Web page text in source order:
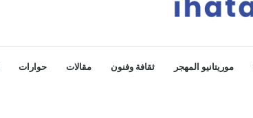
موريتانيو المهجر ثقافة وفنون مقالات حوارات